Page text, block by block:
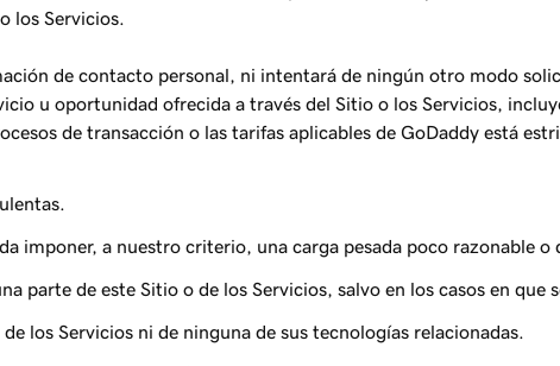
los Servicios.
de contacto personal, ni intentará de ningún otro modo
u oportunidad ofrecida a través del Sitio o los Servicios,
de transacción o las tarifas aplicables de GoDaddy está
imponer, a nuestro criterio, una carga pesada poco razonable
parte de este Sitio o de los Servicios, salvo en los casos en que
los Servicios ni de ninguna de sus tecnologías relacionadas.